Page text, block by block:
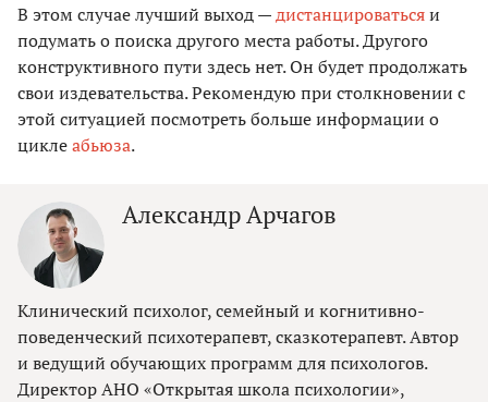
В этом случае лучший выход —дистанцироватьсяи
подумать о поиска другого места работы. Другого
конструктивного пути здесь нет. Он будет продолжать
свои издевательства. Рекомендую при столкновении с
этой ситуацией посмотреть больше информации о
циклеабьюза.
Александр Арчагов
Клинический психолог, семейный и когнитивно-
поведенческий психотерапевт, сказкотерапевт. Автор
и ведущий обучающих программ для психологов.
Директор АНО «Открытая школа психологии»,